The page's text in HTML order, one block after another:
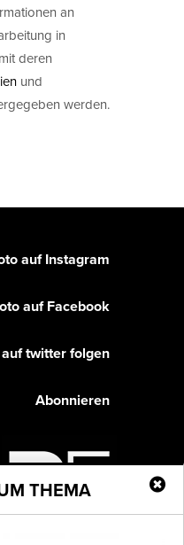
an
in
deren
und
werden.
THEMA
auf Instagram
auf Facebook
twitter folgen
Abonnieren